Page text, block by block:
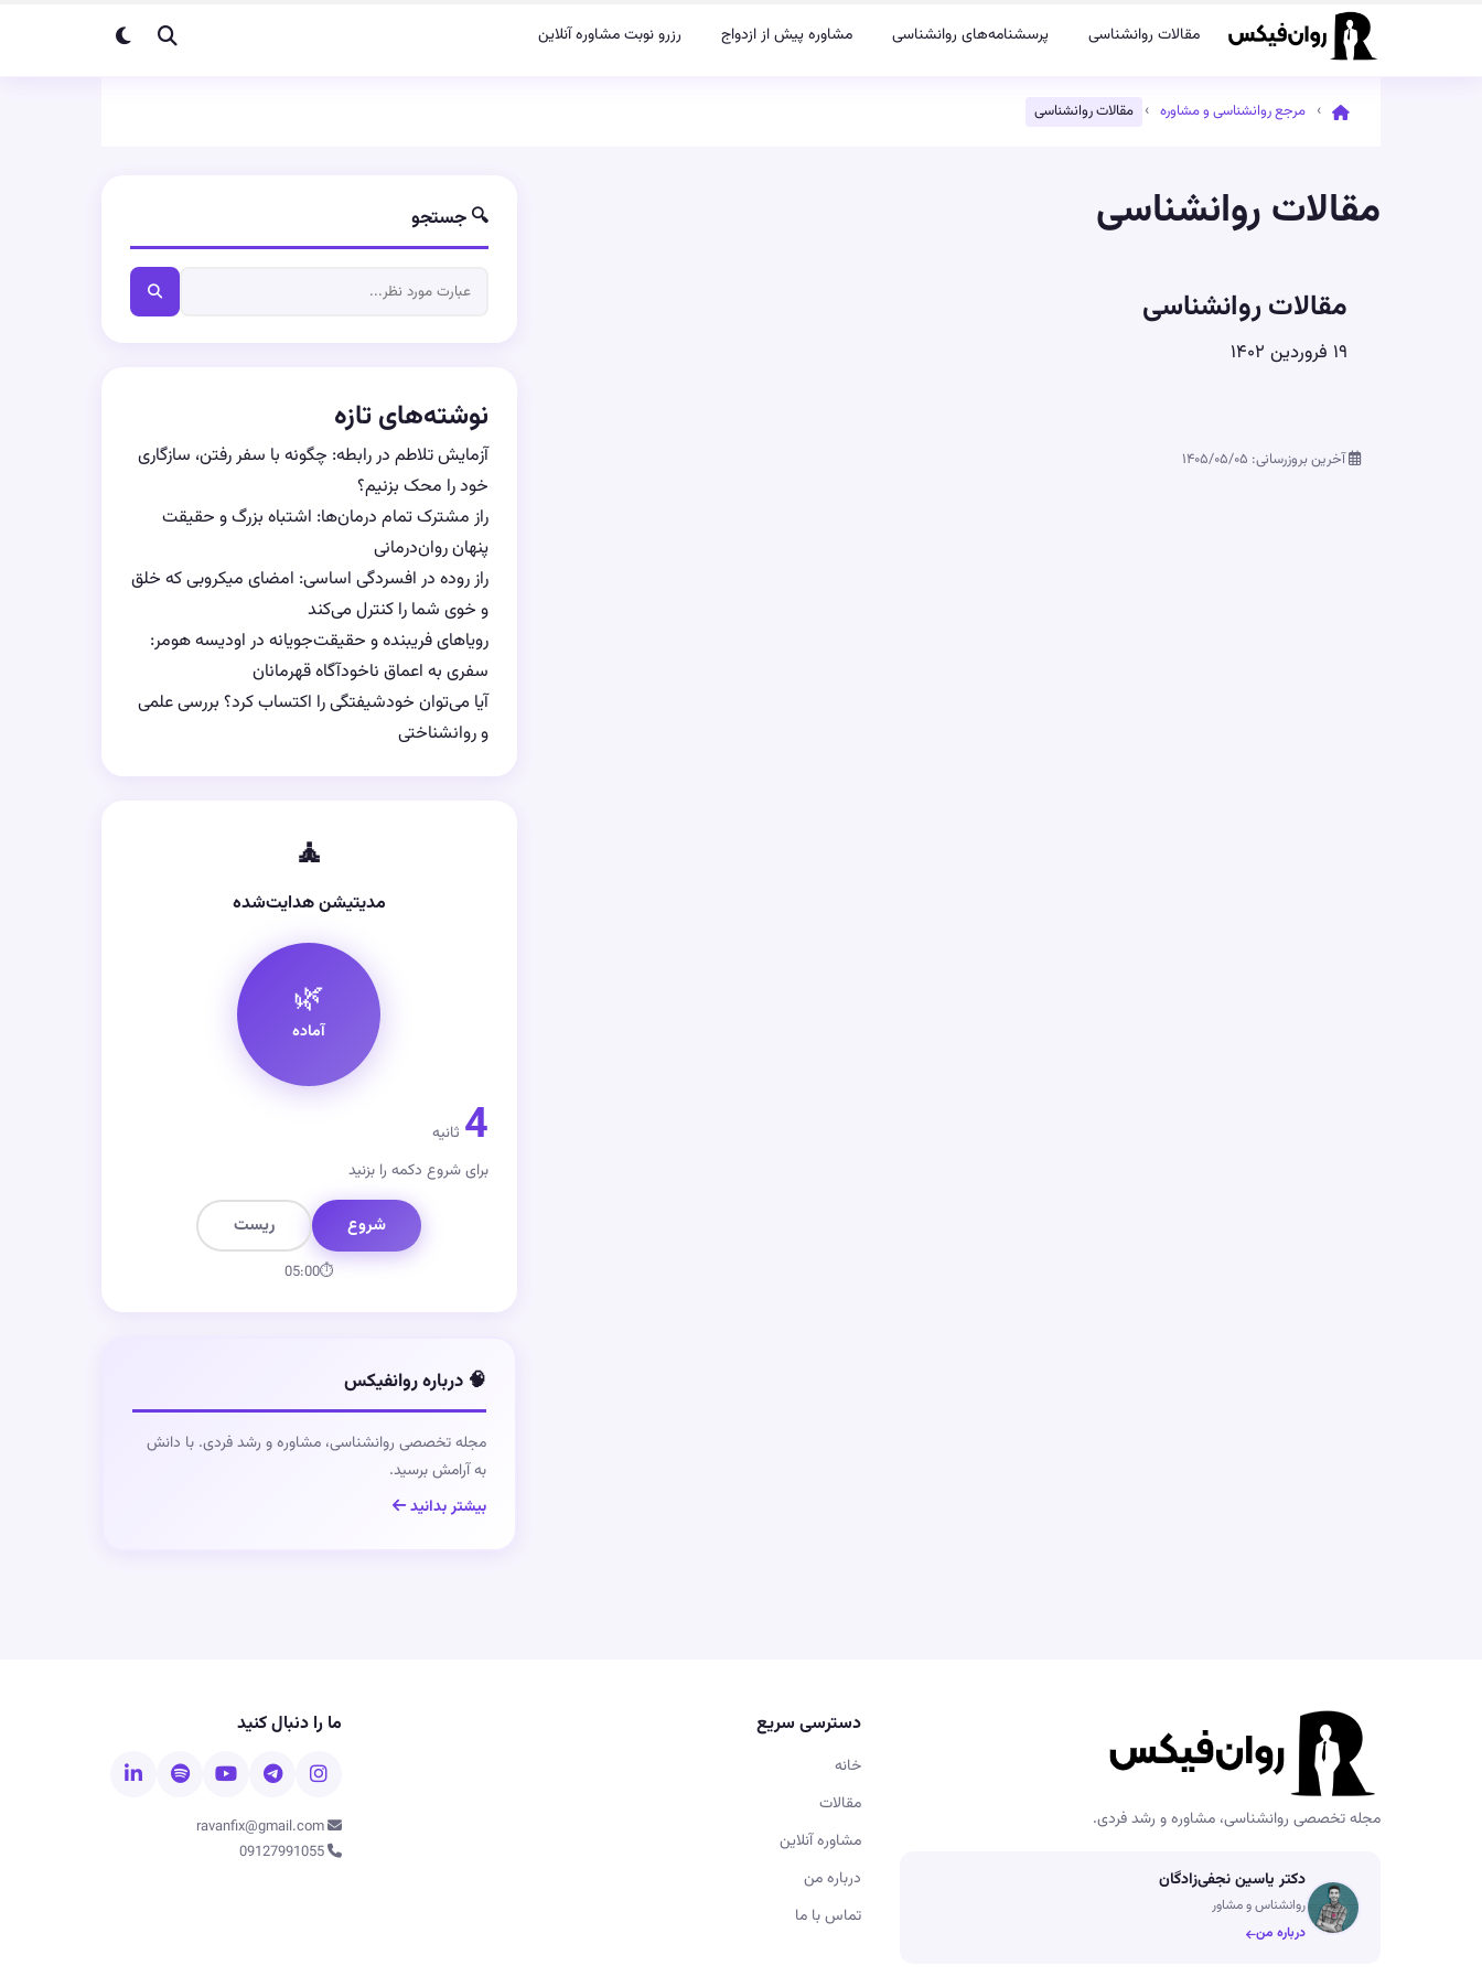
مقالات روانشناسی پرسشنامه‌های روانشناسی مشاوره پیش از ازدواج رزرو نوبت مشاوره آنلاین
› مرجع روانشناسی و مشاوره › مقالات روانشناسی
مقالات روانشناسی
مقالات روانشناسی
۱۹ فروردین ۱۴۰۲
آخرین بروزرسانی: ۱۴۰۵/۰۵/۰۵
🔍 جستجو
نوشته‌های تازه
آزمایش تلاطم در رابطه: چگونه با سفر رفتن، سازگاری
خود را محک بزنیم؟
راز مشترک تمام درمان‌ها: اشتباه بزرگ و حقیقت
پنهان روان‌درمانی
راز روده در افسردگی اساسی: امضای میکروبی که خلق
و خوی شما را کنترل می‌کند
رویاهای فریبنده و حقیقت‌جویانه در اودیسه هومر:
سفری به اعماق ناخودآگاه قهرمانان
آیا می‌توان خودشیفتگی را اکتساب کرد؟ بررسی علمی
و روانشناختی
🧘
مدیتیشن هدایت‌شده
🌿
آماده
4 ثانیه
برای شروع دکمه را بزنید
شروع ریست
⏱
05:00
🧠 درباره روانفیکس
مجله تخصصی روانشناسی، مشاوره و رشد فردی. با دانش
به آرامش برسید.
بیشتر بدانید
مجله تخصصی روانشناسی، مشاوره و رشد فردی.
دکتر یاسین نجفی‌زادگان
روانشناس و مشاور
درباره من
دسترسی سریع
خانه
مقالات
مشاوره آنلاین
درباره من
تماس با ما
ما را دنبال کنید